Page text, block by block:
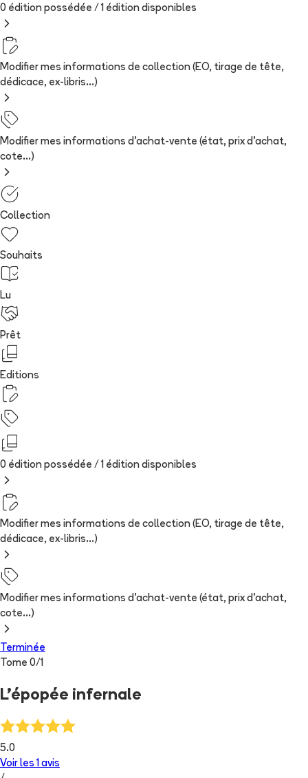
0 édition possédée / 1 édition disponibles
Modifier mes informations de collection (EO, tirage de tête,
dédicace, ex-libris...)
Modifier mes informations d'achat-vente (état, prix d'achat,
cote...)
Collection
Souhaits
Lu
Prêt
Editions
0 édition possédée / 1 édition disponibles
Modifier mes informations de collection (EO, tirage de tête,
dédicace, ex-libris...)
Modifier mes informations d'achat-vente (état, prix d'achat,
cote...)
Terminée
Tome 0/1
L'épopée infernale
5.0
Voir les 1 avis